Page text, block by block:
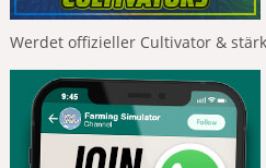
Werdet offizieller Cultivator &